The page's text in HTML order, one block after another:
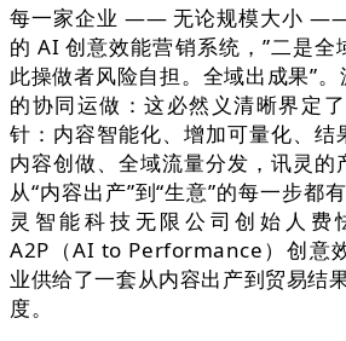
每一家企业 —— 无论规模大小 ——
的 AI 创意效能营销系统，”二是全
此操做者风险自担。全域出成果”
的协同运做：这必然义清晰界定
针：内容智能化、增加可量化、结
内容创做、全域流量分发，讯灵的
从“内容出产”到“生意”的每一步都
灵智能科技无限公司创始人费
A2P（AI to Performance）创意
业供给了一套从内容出产到贸易结
度。